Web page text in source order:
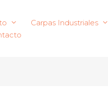
Carpas Industriales